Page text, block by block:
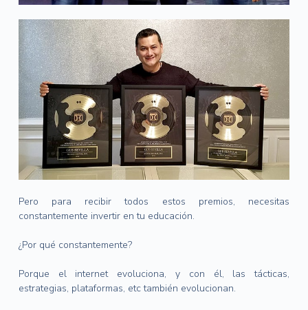
Pero para recibir todos estos premios, necesitas
constantemente invertir en tu educación.
¿Por qué constantemente?
Porque el internet evoluciona, y con él, las tácticas,
estrategias, plataformas, etc también evolucionan.